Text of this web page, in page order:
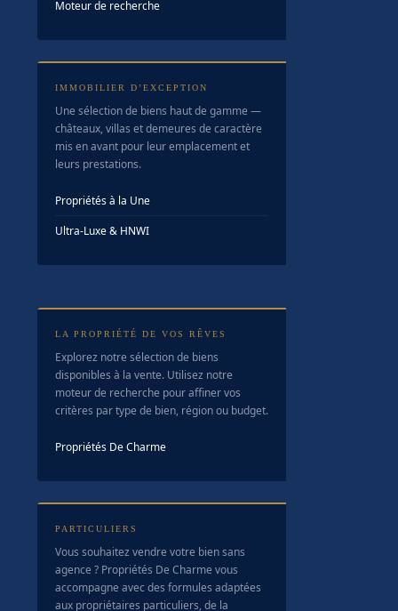
Moteur de recherche
IMMOBILIER D’EXCEPTION
Une sélection de biens haut de gamme —
châteaux, villas et demeures de caractère
mis en avant pour leur emplacement et
leurs prestations.
Propriétés à la Une
Ultra-Luxe & HNWI
LA PROPRIÉTÉ DE VOS RÊVES
Explorez notre sélection de biens
disponibles à la vente. Utilisez notre
moteur de recherche pour affiner vos
critères par type de bien, région ou budget.
Propriétés De Charme
PARTICULIERS
Vous souhaitez vendre votre bien sans
agence ? Propriétés De Charme vous
accompagne avec des formules adaptées
aux propriétaires particuliers, de la